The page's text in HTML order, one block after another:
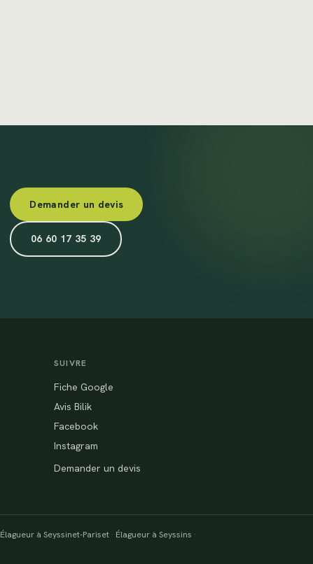
Demander un devis
06 60 17 35 39
SUIVRE
Fiche Google
Avis Bilik
Facebook
Instagram
Demander un devis
Élagueur à Seyssinet-Pariset · Élagueur à Seyssins ·